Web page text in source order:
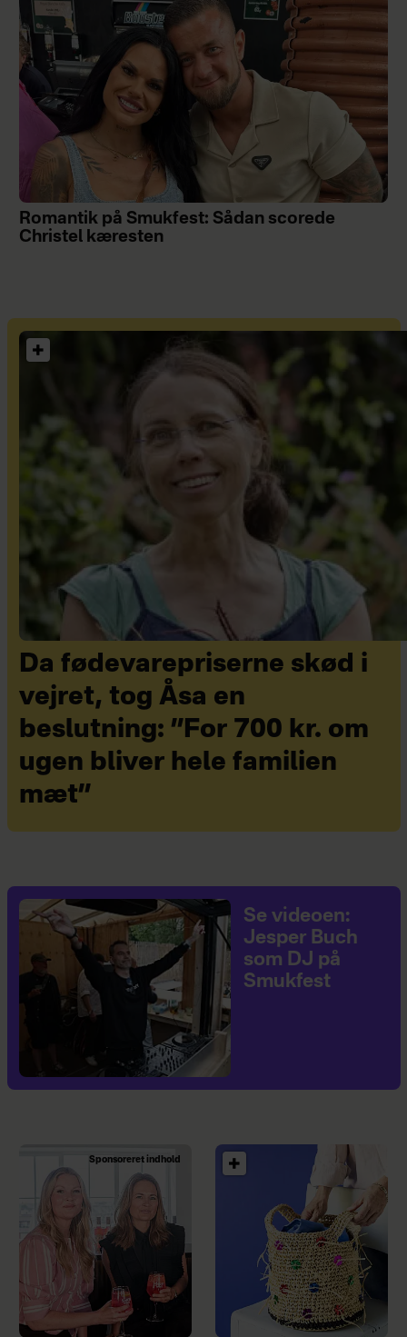
Romantik på Smukfest: Sådan scorede
Christel kæresten
Da fødevarepriserne skød i
vejret, tog Åsa en
beslutning: ”For 700 kr. om
ugen bliver hele familien
mæt”
Se videoen:
Jesper Buch
som DJ på
Smukfest
Sponsoreret indhold